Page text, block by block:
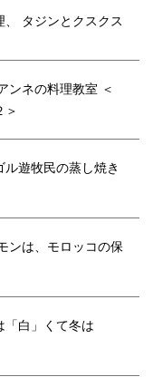
タジンとクスクス
ンネの料理教室 ＜
＞
遊牧民の蒸し焼き
ンは、モロッコの保
白」くて冬は